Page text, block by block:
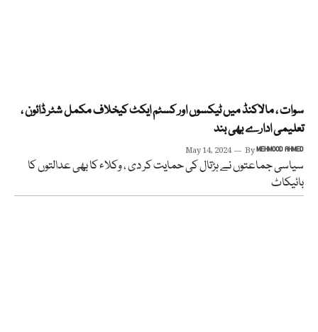
سوات ، مالاکنڈ میں ٹیکسوں اور کسٹم ایکٹ کیخلاف مکمل شٹر ڈائون ،
تعلیمی ادارے بھی بند
May 14, 2024 ByMEHMOOD AHMED
سیاسی جماعتوں نے ہڑتال کی حمایت کر دی ، وکلاء کا بھی عدالتوں کا
بائیکاٹ